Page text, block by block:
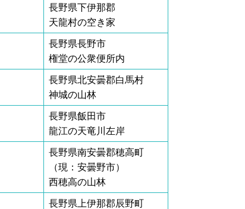
長野県下伊那郡
天龍村の空き家
長野県長野市
権堂の公衆便所内
長野県北安曇郡白馬村
神城の山林
長野県飯田市
龍江の天竜川左岸
長野県南安曇郡穂高町
（現：安曇野市）
西穂高の山林
長野県上伊那郡辰野町